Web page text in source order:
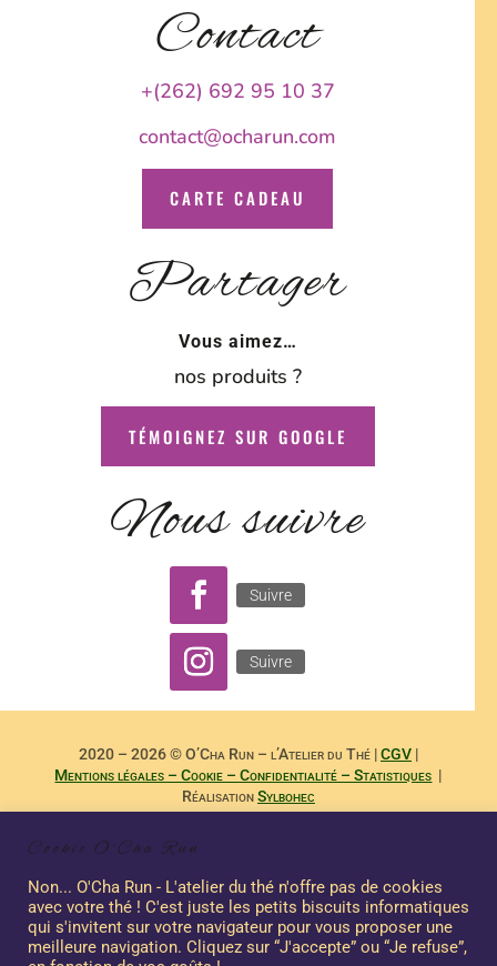
Contact
+(262) 692 95 10 37
contact@ocharun.com
CARTE CADEAU
Partager
Vous aimez…
nos produits ?
TÉMOIGNEZ SUR GOOGLE
Nous suivre
Suivre
Suivre
2020 – 2026 © O’Cha Run – l’Atelier du Thé |CGV|
Mentions légales – Cookie – Confidentialité – Statistiques |
RéalisationSylbohec
Photographies deNicole Boubee Photographe
Communication – –
Cookie O'Cha Run
Non... O'Cha Run - L'atelier du thé n'offre pas de cookies
avec votre thé ! C'est juste les petits biscuits informatiques
qui s'invitent sur votre navigateur pour vous proposer une
meilleure navigation. Cliquez sur “J'accepte” ou “Je refuse”,